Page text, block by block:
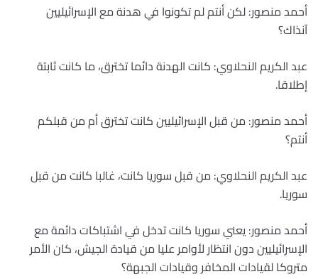
أحمد منصور: لكن أنتم لم تكونوا في هدنة مع الإسرائيليين
آنذاك؟
عبد الكريم النحلاوي: كانت الهدنة دائما تخترق، ما كانت ثابتة
إطلاقا.
أحمد منصور: من قبل الإسرائيليين كانت تخترق أم من قبلكم
أنتم؟
عبد الكريم النحلاوي: من قبل سوريا كانت، غالبا كانت من قبل
سوريا.
أحمد منصور: يعني سوريا كانت تدخل في اشتباكات دائمة مع
الإسرائيليين دون انتظار لأوامر عليا من قيادة الجيش، كان الأمر
متروكا لقيادات المخافر وقيادات الجبهة؟